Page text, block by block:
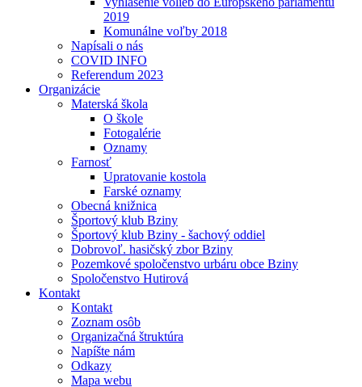
2019
Komunálne voľby 2018
Napísali o nás
COVID INFO
Referendum 2023
Organizácie
Materská škola
O škole
Fotogalérie
Oznamy
Farnosť
Upratovanie kostola
Farské oznamy
Obecná knižnica
Športový klub Bziny
Športový klub Bziny - šachový oddiel
Dobrovoľ. hasičský zbor Bziny
Pozemkové spoločenstvo urbáru obce Bziny
Spoločenstvo Hutirová
Kontakt
Kontakt
Zoznam osôb
Organizačná štruktúra
Napíšte nám
Odkazy
Mapa webu